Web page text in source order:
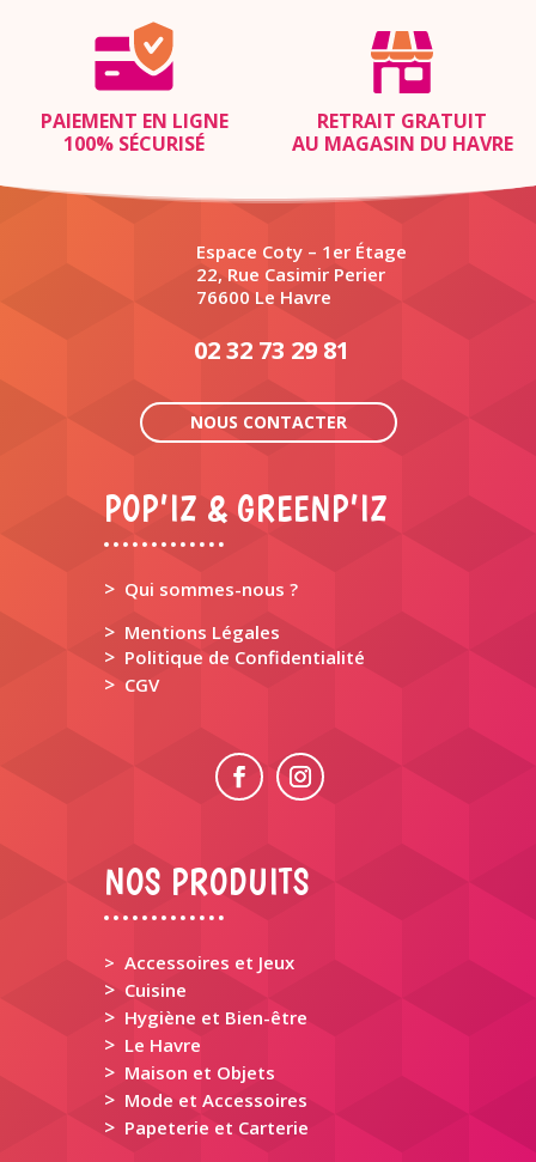
PAIEMENT EN LIGNE
100% SÉCURISÉ
RETRAIT GRATUIT
AU MAGASIN DU HAVRE
Espace Coty – 1er Étage
22, Rue Casimir Perier
76600 Le Havre
02 32 73 29 81
NOUS CONTACTER
POP’IZ & GREENP’IZ
> Qui sommes-nous ?
> Mentions Légales
> Politique de Confidentialité
> CGV
NOS PRODUITS
> Accessoires et Jeux
> Cuisine
> Hygiène et Bien-être
> Le Havre
> Maison et Objets
> Mode et Accessoires
> Papeterie et Carterie